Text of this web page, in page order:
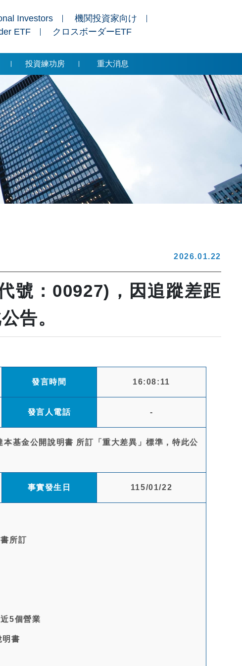
Investors
機関投資家向け
ETF クロスボーダーETF
投資練功房 重大消息
2026.01.22
號：00927)，因追蹤差距
告。
發言時間 16:08:11
發言人電話 -
基金公開說明書 所訂「重大差異」標準，特此公
事實發生日 115/01/22
所訂
5個營業
書